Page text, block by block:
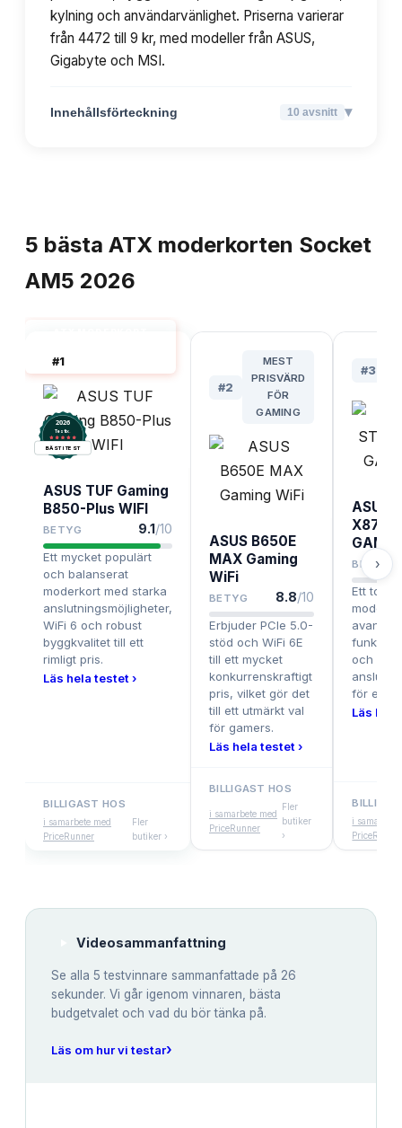
kylning och användarvänlighet. Priserna varierar
från 4472 till 9 kr, med modeller från ASUS,
Gigabyte och MSI.
Innehållsförteckning 10 avsnitt ▾
5 bästa ATX moderkorten Socket
AM5 2026
#1
2026
Testix.
BÄST I TEST
ASUS TUF Gaming
B850-Plus WIFI
BETYG 9.1/10
Ett mycket populärt
och balanserat
moderkort med starka
anslutningsmöjligheter,
WiFi 6 och robust
byggkvalitet till ett
rimligt pris.
Läs hela testet ›
BILLIGAST HOS
i samarbete med
PriceRunner
Fler
butiker ›
#2
MEST
PRISVÄRD
FÖR
GAMING
ASUS B650E
MAX Gaming
WiFi
BETYG 8.8/10
Erbjuder PCIe 5.0-
stöd och WiFi 6E
till ett mycket
konkurrenskraftigt
pris, vilket gör det
till ett utmärkt val
för gamers.
Läs hela testet ›
BILLIGAST HOS
i samarbete med
PriceRunner
Fler
butiker
›
#3
ASUS
BETYG
Ett
och
för
Läs
i samarbete
›
Videosammanfattning
Se alla 5 testvinnare sammanfattade på 26
sekunder. Vi går igenom vinnaren, bästa
budgetvalet och vad du bör tänka på.
Läs om hur vi testar›